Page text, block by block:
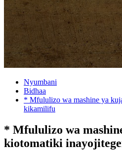
Nyumbani
Bidhaa
* Mfululizo wa mashine ya
kikamilifu
* Mfululizo wa
kiotomatiki